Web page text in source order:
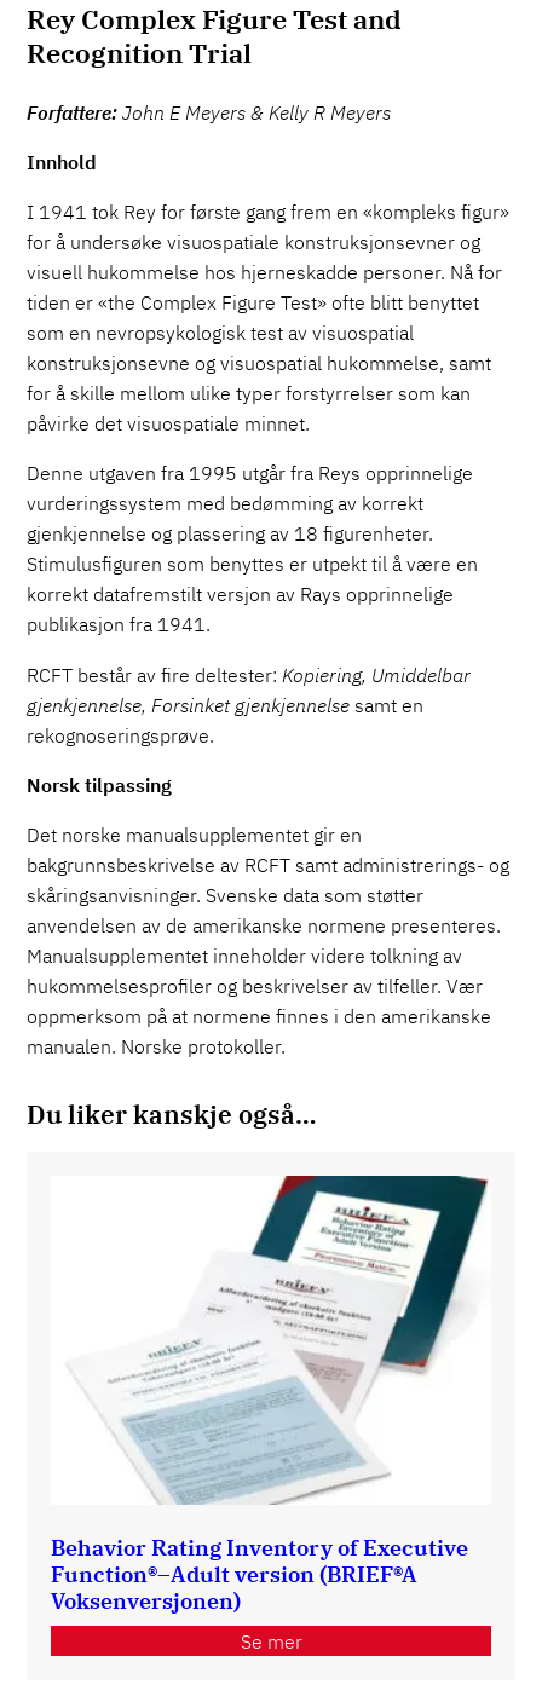
Rey Complex Figure Test and
Recognition Trial
Forfattere:John E Meyers & Kelly R Meyers
Innhold
I 1941 tok Rey for første gang frem en «kompleks figur»
for å undersøke visuospatiale konstruksjonsevner og
visuell hukommelse hos hjerneskadde personer. Nå for
tiden er «the Complex Figure Test» ofte blitt benyttet
som en nevropsykologisk test av visuospatial
konstruksjonsevne og visuospatial hukommelse, samt
for å skille mellom ulike typer forstyrrelser som kan
påvirke det visuospatiale minnet.
Denne utgaven fra 1995 utgår fra Reys opprinnelige
vurderingssystem med bedømming av korrekt
gjenkjennelse og plassering av 18 figurenheter.
Stimulusfiguren som benyttes er utpekt til å være en
korrekt datafremstilt versjon av Rays opprinnelige
publikasjon fra 1941.
RCFT består av fire deltester: Kopiering, Umiddelbar
gjenkjennelse, Forsinket gjenkjennelsesamt en
rekognoseringsprøve.
Norsk tilpassing
Det norske manualsupplementet gir en
bakgrunnsbeskrivelse av RCFT samt administrerings- og
skåringsanvisninger. Svenske data som støtter
anvendelsen av de amerikanske normene presenteres.
Manualsupplementet inneholder videre tolkning av
hukommelsesprofiler og beskrivelser av tilfeller. Vær
oppmerksom på at normene finnes i den amerikanske
manualen. Norske protokoller.
Du liker kanskje også…
Behavior Rating Inventory of Executive
Function®–Adult version (BRIEF®A
Voksenversjonen)
Se mer